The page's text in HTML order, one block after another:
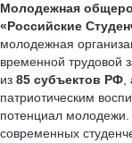
Молодежная
«Российские
молодежная
временной трудовой
из 85 субъектов РФ
патриотическим
потенциал молодежи.
современных